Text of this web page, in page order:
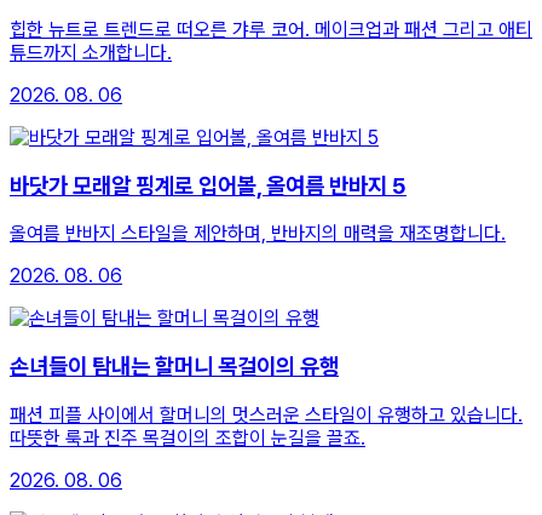
힙한 뉴트로 트렌드로 떠오른 갸루 코어. 메이크업과 패션 그리고 애티
튜드까지 소개합니다.
2026. 08. 06
바닷가 모래알 핑계로 입어볼, 올여름 반바지 5
올여름 반바지 스타일을 제안하며, 반바지의 매력을 재조명합니다.
2026. 08. 06
손녀들이 탐내는 할머니 목걸이의 유행
패션 피플 사이에서 할머니의 멋스러운 스타일이 유행하고 있습니다.
따뜻한 룩과 진주 목걸이의 조합이 눈길을 끌죠.
2026. 08. 06